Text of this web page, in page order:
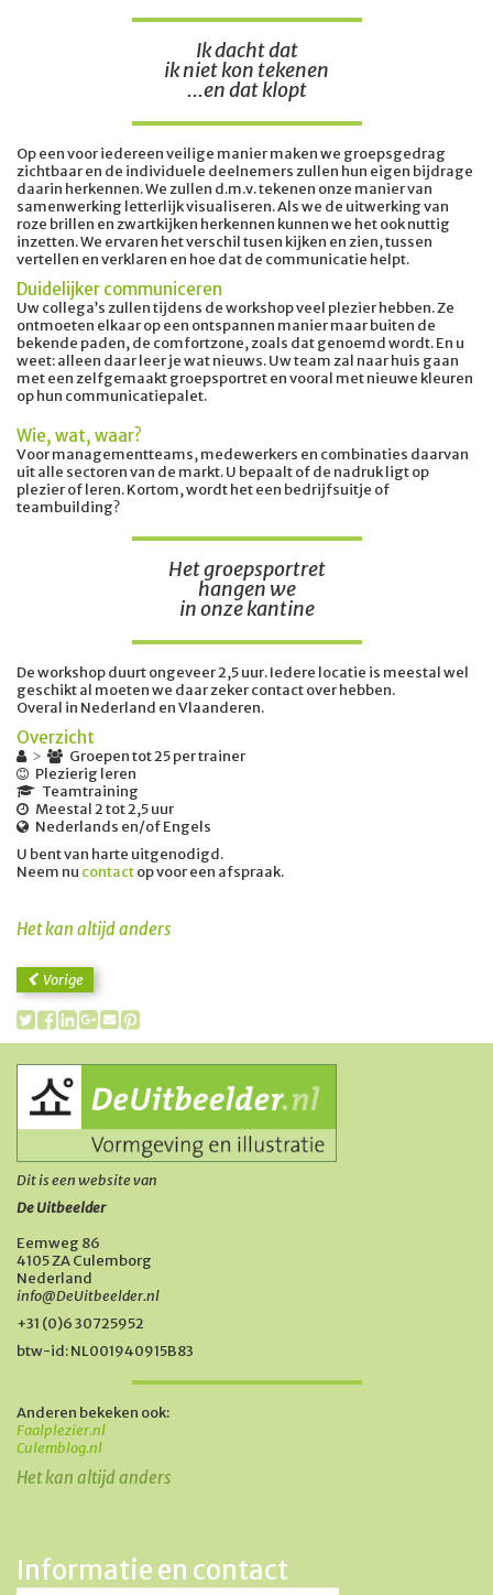
Ik dacht dat
ik niet kon tekenen
...en dat klopt
Op een voor iedereen veilige manier maken we groepsgedrag
zichtbaar en de individuele deelnemers zullen hun eigen bijdrage
daarin herkennen. We zullen d.m.v. tekenen onze manier van
samenwerking letterlijk visualiseren. Als we de uitwerking van
roze brillen en zwartkijken herkennen kunnen we het ook nuttig
inzetten. We ervaren het verschil tusen kijken en zien, tussen
vertellen en verklaren en hoe dat de communicatie helpt.
Duidelijker communiceren
Uw collega’s zullen tijdens de workshop veel plezier hebben. Ze
ontmoeten elkaar op een ontspannen manier maar buiten de
bekende paden, de comfortzone, zoals dat genoemd wordt. En u
weet: alleen daar leer je wat nieuws. Uw team zal naar huis gaan
met een zelfgemaakt groepsportret en vooral met nieuwe kleuren
op hun communicatiepalet.
Wie, wat, waar?
Voor managementteams, medewerkers en combinaties daarvan
uit alle sectoren van de markt. U bepaalt of de nadruk ligt op
plezier of leren. Kortom, wordt het een bedrijfsuitje of
teambuilding?
Het groepsportret
hangen we
in onze kantine
De workshop duurt ongeveer 2,5 uur. Iedere locatie is meestal wel
geschikt al moeten we daar zeker contact over hebben.
Overal in Nederland en Vlaanderen.
Overzicht
>
Groepen tot 25 per trainer
Plezierig leren
Teamtraining
Meestal 2 tot 2,5 uur
Nederlands en/of Engels
U bent van harte uitgenodigd.
Neem nu contactop voor een afspraak.
Het kan altijd anders
Vorige
Dit is een website van
De Uitbeelder
Eemweg 86
4105 ZA Culemborg
Nederland
info@DeUitbeelder.nl
+31 (0)6 30725952
btw-id: NL001940915B83
Anderen bekeken ook:
Faalplezier.nl
Culemblog.nl
Het kan altijd anders
Informatie en contact